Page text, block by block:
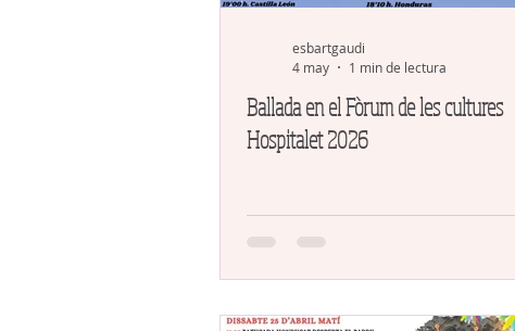
Ballada en el Fòrum de les cultures
Hospitalet 2026
esbartgaudi
4 may
1 min de lectura